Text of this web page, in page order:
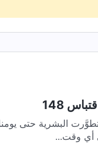
148
البشرية حتى